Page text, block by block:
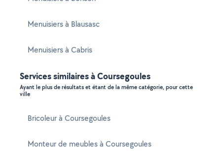
Menuisiers à Blausasc
Menuisiers à Cabris
Services similaires à Coursegoules
Ayant le plus de résultats et étant de la même catégorie, pour cette
ville
Bricoleur à Coursegoules
Monteur de meubles à Coursegoules